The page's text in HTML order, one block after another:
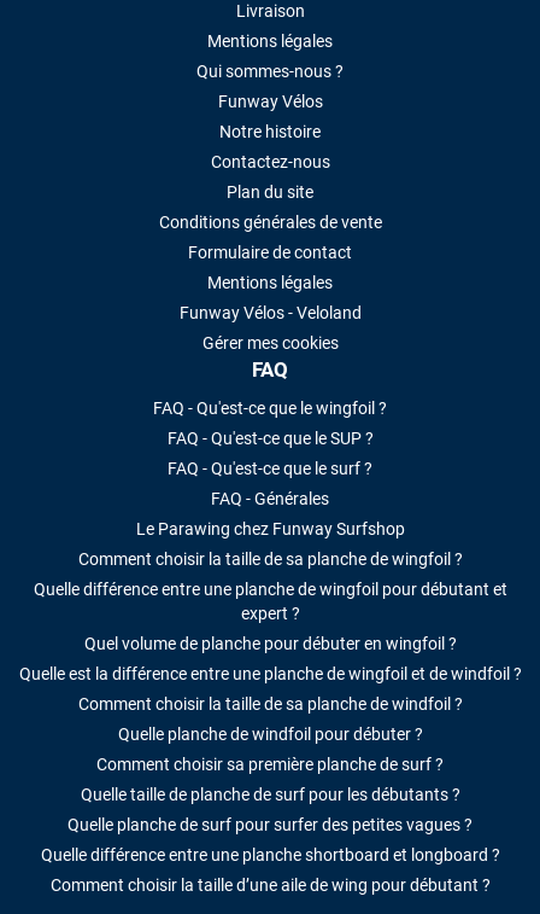
Livraison
Mentions légales
Qui sommes-nous ?
Funway Vélos
Notre histoire
Contactez-nous
Plan du site
Conditions générales de vente
Formulaire de contact
Mentions légales
Funway Vélos - Veloland
Gérer mes cookies
FAQ
FAQ - Qu'est-ce que le wingfoil ?
FAQ - Qu'est-ce que le SUP ?
FAQ - Qu'est-ce que le surf ?
FAQ - Générales
Le Parawing chez Funway Surfshop
Comment choisir la taille de sa planche de wingfoil ?
Quelle différence entre une planche de wingfoil pour débutant et
expert ?
Quel volume de planche pour débuter en wingfoil ?
Quelle est la différence entre une planche de wingfoil et de windfoil ?
Comment choisir la taille de sa planche de windfoil ?
Quelle planche de windfoil pour débuter ?
Comment choisir sa première planche de surf ?
Quelle taille de planche de surf pour les débutants ?
Quelle planche de surf pour surfer des petites vagues ?
Quelle différence entre une planche shortboard et longboard ?
Comment choisir la taille d’une aile de wing pour débutant ?